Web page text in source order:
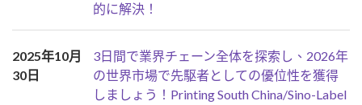
的に解決！
2025年10月
30日
3日間で業界チェーン全体を探索し、2026年
の世界市場で先駆者としての優位性を獲得
しましょう！Printing South China/Sino-Label